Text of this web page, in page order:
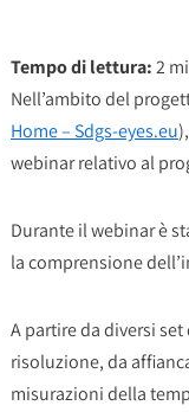
Tempo di lettura:2
Nell’ambito del
Home – Sdgs-eyes.eu
webinar relativo al
Durante il webinar è
la comprensione
A partire da diversi
risoluzione, da
misurazioni della